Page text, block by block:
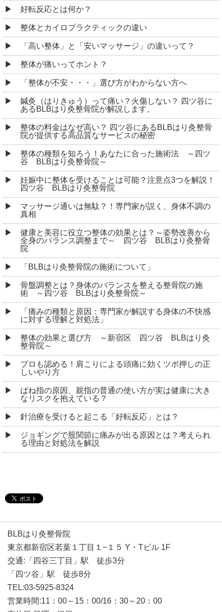
好転反応とは何か？
整体とカイロプラクティックの違い
「高い整体」と「安いマッサージ」の違いって？
整体が痛いってホント？
「整体が不安・・・」選び方がわからない方へ
鍼灸（はりきゅう）って痛い？火傷しない？ 四ツ谷に
あるBLBはり灸整骨院が解説します。
整体の料金はなぜ高い？ 四ツ谷にあるBLBはり灸整骨
院が提供する高品質なサービスの秘密
整体の種類を知ろう！あなたに合った施術法 ～四ツ
谷 BLBはり灸整骨院～
妊娠中に整体を受けることは可能？注意点3つを解説！
四ツ谷 BLBはり灸整骨院
マッサージ通いは無駄？！専門家が説く、身体不調の
真相
健康と美容に役立つ整体の効果とは？～姿勢改善から
全身のバランス調整まで～ 四ツ谷 BLBはり灸整骨
院
「BLBはり灸整骨院の施術について」
骨盤調整とは？身体のバランスを整える整骨院の施
術 ～四ツ谷 BLBはり灸整骨院～
「痛みの種類と原因：専門家が解説する身体の不快感
に対する理解と対処法」
整体の効果と選び方 ～新宿区 四ツ谷 BLBはり灸
整骨院～
プロも認める！肩こりによる頭痛に効くツボ押しの正
しいやり方
ばね指の原因、親指の普通の使い方が実は健康に大き
なリスクを抱えている？
針治療を受けると起こる「好転反応」とは？
ジョギングで股関節に痛みが出る原因とは？考えられ
る理由と対処法を解説
BLBはり灸整骨院
東京都新宿区若葉１丁目１−１５ Y・Tビル 1F
交通:「四谷三丁目」駅 徒歩3分
「四ツ谷」駅 徒歩8分
TEL:03-5925-8324
営業時間:11：00～15：00/16：30～20：00